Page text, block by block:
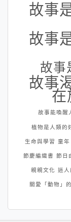
故事
故事
故事
故事
在
故事能喚醒
植物是人類的
生命與學習 童年
節慶編織書 節日
親親文化 迷人
關愛「動物」